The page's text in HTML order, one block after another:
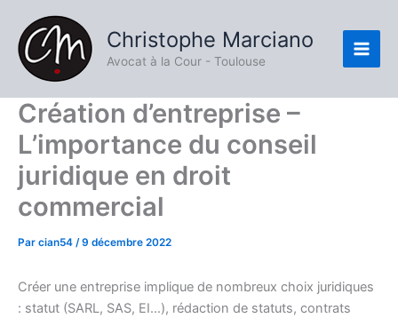
contenu
Christophe Marciano
Avocat à la Cour - Toulouse
Création d’entreprise –
L’importance du conseil
juridique en droit
commercial
Par cian54 /9 décembre 2022
Créer une entreprise implique de nombreux choix juridiques
: statut (SARL, SAS, EI…), rédaction de statuts, contrats